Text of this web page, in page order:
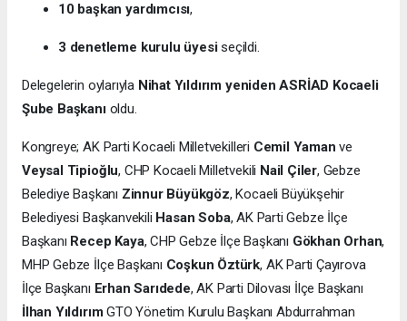
10 başkan yardımcısı,
3 denetleme kurulu üyesiseçildi.
Delegelerin oylarıyla Nihat Yıldırım yeniden ASRİAD Kocaeli
Şube Başkanıoldu.
Kongreye; AK Parti Kocaeli Milletvekilleri Cemil Yaman ve
Veysal Tipioğlu, CHP Kocaeli Milletvekili Nail Çiler, Gebze
Belediye Başkanı Zinnur Büyükgöz, Kocaeli Büyükşehir
Belediyesi Başkanvekili Hasan Soba, AK Parti Gebze İlçe
Başkanı Recep Kaya, CHP Gebze İlçe Başkanı Gökhan Orhan,
MHP Gebze İlçe Başkanı Coşkun Öztürk, AK Parti Çayırova
İlçe Başkanı Erhan Sarıdede, AK Parti Dilovası İlçe Başkanı
İlhan YıldırımGTO Yönetim Kurulu Başkanı Abdurrahman